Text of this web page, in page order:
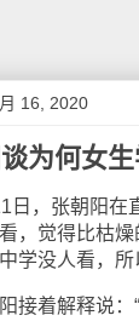
16, 2020
为何女
，张朝阳在直
，觉得比枯
学没人看，所
着解释说：“